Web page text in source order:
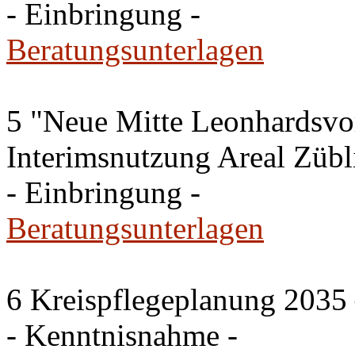
- Einbringung -
Beratungsunterlagen
5 "Neue Mitte
Interimsnutzung Areal
- Einbringung -
Beratungsunterlagen
6 Kreispflegeplanung
- Kenntnisnahme -